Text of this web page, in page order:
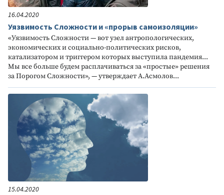
16.04.2020
Уязвимость Сложности и «прорыв самоизоляции»
«Уязвимость Сложности — вот узел антропологических,
экономических и социально-политических рисков,
катализатором и триггером которых выступила пандемия...
Мы все больше будем расплачиваться за «простые» решения
за Порогом Сложности», — утверждает А.Асмолов...
15.04.2020